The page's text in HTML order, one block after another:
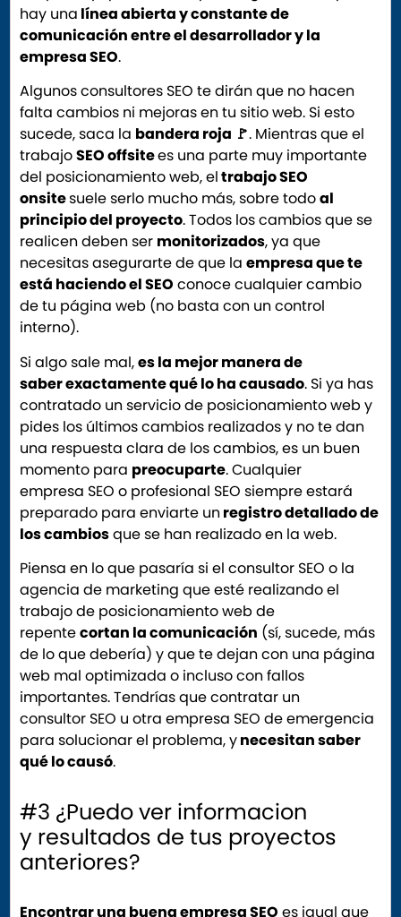
hay una línea abierta y constante de
comunicación entre el desarrollador y la
empresa SEO.
Algunos consultores SEO te dirán que no hacen
falta cambios ni mejoras en tu sitio web. Si esto
sucede, saca la bandera roja 🚩. Mientras que el
trabajoSEO offsitees una parte muy importante
del posicionamiento web, eltrabajo SEO
onsitesuele serlo mucho más, sobre todoal
principio del proyecto. Todos los cambios que se
realicen deben ser monitorizados, ya que
necesitas asegurarte de que laempresa que te
está haciendo el SEO conoce cualquier cambio
de tu página web (no basta con un control
interno).
Si algo sale mal,es la mejor manera de
saber exactamente qué lo ha causado. Si ya has
contratado un servicio de posicionamiento web y
pides los últimos cambios realizados y no te dan
una respuesta clara de los cambios, es un buen
momento para preocuparte. Cualquier
empresa SEO o profesional SEO siempre estará
preparado para enviarte unregistro detallado de
los cambiosque se han realizado en la web.
Piensa en lo que pasaría si el consultor SEO o la
agencia de marketing que esté realizando el
trabajo de posicionamiento web de
repentecortan la comunicación (sí, sucede, más
de lo que debería) y que te dejan con una página
web mal optimizada o incluso con fallos
importantes. Tendrías que contratar un
consultor SEO u otra empresa SEO de emergencia
para solucionar el problema, ynecesitan saber
qué lo causó.
#3 ¿Puedo ver informacion
y resultados de tus proyectos
anteriores?
Encontrar una buena empresa SEO es igual que